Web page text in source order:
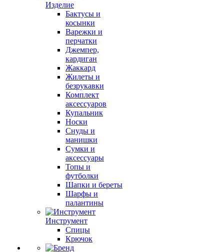
Изделие
Бактусы и
косынки
Варежки и
перчатки
Джемпер,
кардиган
Жаккард
Жилеты и
безрукавки
Комплект
аксессуаров
Купальник
Носки
Снуды и
манишки
Сумки и
аксессуары
Топы и
футболки
Шапки и береты
Шарфы и
палантины
Инструмент
Спицы
Крючок